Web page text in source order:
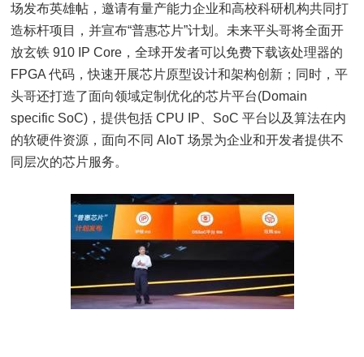
场发布英雄帖，邀请有量产能力企业和高校科研机构共同打
造标杆项目，并宣布“普惠芯片”计划。未来平头哥将全面开
放玄铁 910 IP Core，全球开发者可以免费下载该处理器的
FPGA 代码，快速开展芯片原型设计和架构创新；同时，平
头哥还打造了面向领域定制优化的芯片平台(Domain
specific SoC)，提供包括 CPU IP、SoC 平台以及算法在内
的软硬件资源，面向不同 AIoT 场景为企业和开发者提供不
同层次的芯片服务。